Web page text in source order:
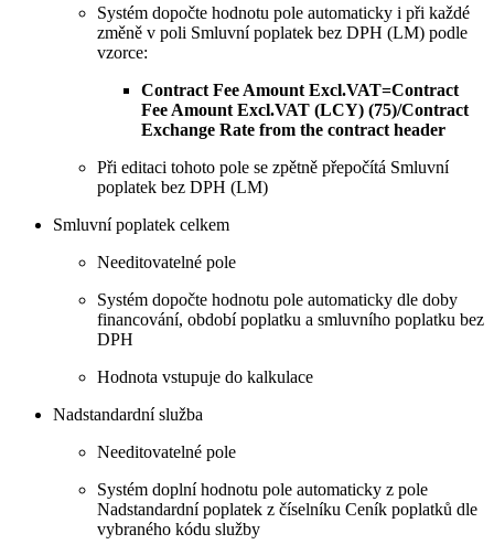
Systém dopočte hodnotu pole automaticky i při každé
změně v poli Smluvní poplatek bez DPH (LM) podle
vzorce:
Contract Fee Amount Excl.VAT=Contract
Fee Amount Excl.VAT (LCY) (75)/Contract
Exchange Rate from the contract header
Při editaci tohoto pole se zpětně přepočítá Smluvní
poplatek bez DPH (LM)
Smluvní poplatek celkem
Needitovatelné pole
Systém dopočte hodnotu pole automaticky dle doby
financování, období poplatku a smluvního poplatku bez
DPH
Hodnota vstupuje do kalkulace
Nadstandardní služba
Needitovatelné pole
Systém doplní hodnotu pole automaticky z pole
Nadstandardní poplatek z číselníku Ceník poplatků dle
vybraného kódu služby